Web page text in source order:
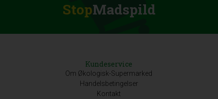
StopMadspild
Kundeservice
Om Økologisk-Supermarked
Handelsbetingelser
Kontakt